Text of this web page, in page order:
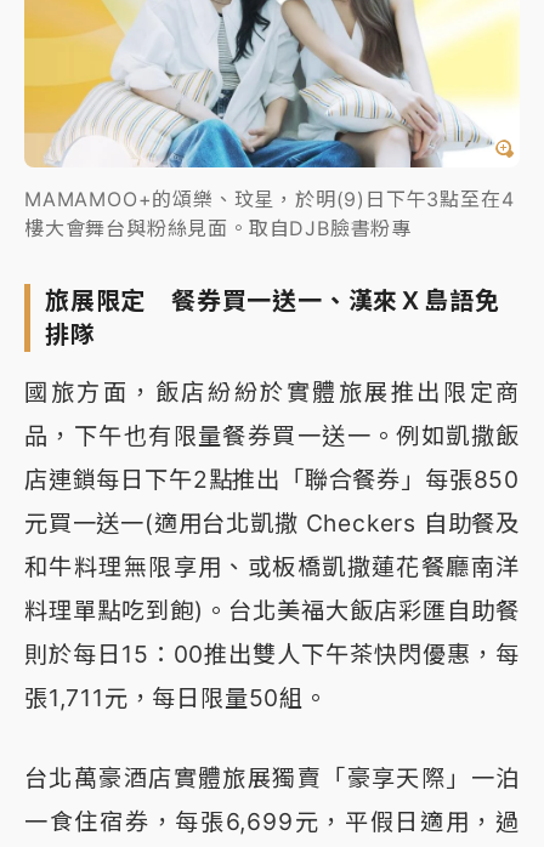
MAMAMOO+的頌樂、玟星，於明(9)日下午3點至在4
樓大會舞台與粉絲見面。取自DJB臉書粉專
旅展限定 餐券買一送一、漢來Ｘ島語免
排隊
國旅方面，飯店紛紛於實體旅展推出限定商
品，下午也有限量餐券買一送一。例如凱撒飯
店連鎖每日下午2點推出「聯合餐券」每張850
元買一送一(適用台北凱撒 Checkers 自助餐及
和牛料理無限享用、或板橋凱撒蓮花餐廳南洋
料理單點吃到飽)。台北美福大飯店彩匯自助餐
則於每日15：00推出雙人下午茶快閃優惠，每
張1,711元，每日限量50組。
台北萬豪酒店實體旅展獨賣「豪享天際」一泊
一食住宿券，每張6,699元，平假日適用，過